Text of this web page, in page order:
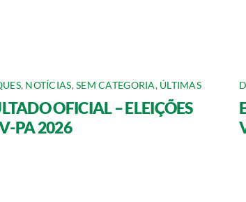
, NOTÍCIAS,SEM CATEGORIA, ÚLTIMAS
OFICIAL – ELEIÇÕES
PA 2026